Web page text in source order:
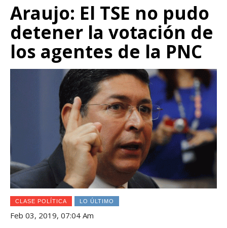
Araujo: El TSE no pudo
detener la votación de
los agentes de la PNC
CLASE POLÍTICA LO ÚLTIMO
Feb 03, 2019, 07:04 Am